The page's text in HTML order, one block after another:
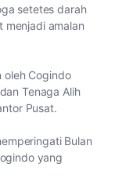
setetes darah
menjadi amalan
oleh Cogindo
Tenaga Alih
Pusat.
Bulan
yang